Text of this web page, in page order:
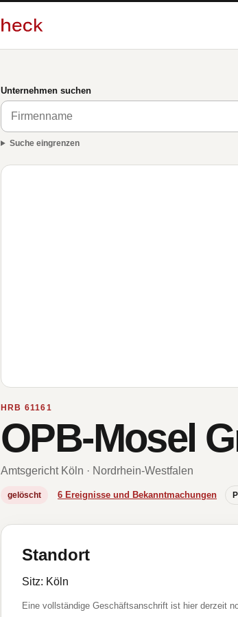
Unternehmen suchen
Suche eingrenzen
HRB 61161
OPB-Mosel
Amtsgericht Köln · Nordrhein-Westfalen
gelöscht 6 Ereignisse und Bekanntmachungen
Standort
Sitz: Köln
Eine vollständige Geschäftsanschrift ist hier derzeit